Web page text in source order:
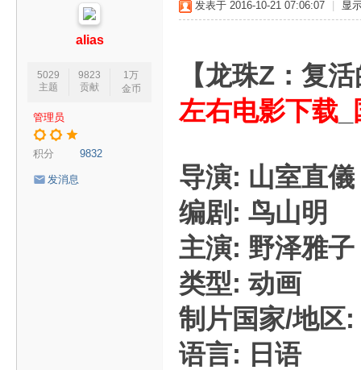
alias
5029
主题
9823
贡献
1万
金币
管理员
积分 9832
发消息
发表于 2016-10-21 07:06:07 显
【龙珠Z：复
左右电影下载
导演: 山室直儀
编剧: 鸟山明
主演: 野泽雅
类型: 动画
制片国家/地区:
语言: 日语